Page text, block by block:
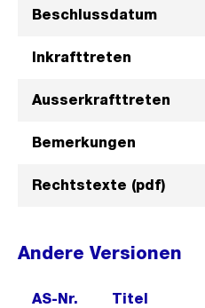
Beschlussdatum
Inkrafttreten
Ausserkrafttreten
Bemerkungen
Rechtstexte (pdf)
Andere Versionen
AS-Nr. Titel